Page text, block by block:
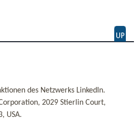
des Netzwerks LinkedIn.
2029 Stierlin Court,
USA.